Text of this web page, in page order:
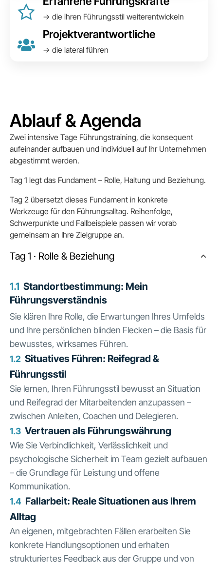
→ die ihren Führungsstil weiterentwickeln
Projektverantwortliche
→ die lateral führen
Ablauf & Agenda
Zwei intensive Tage Führungstraining, die konsequent
aufeinander aufbauen und individuell auf Ihr Unternehmen
abgestimmt werden.
Tag 1 legt das Fundament – Rolle, Haltung und Beziehung.
Tag 2 übersetzt dieses Fundament in konkrete
Werkzeuge für den Führungsalltag. Reihenfolge,
Schwerpunkte und Fallbeispiele passen wir vorab
gemeinsam an Ihre Zielgruppe an.
Tag 1 · Rolle & Beziehung
1.1 Standortbestimmung: Mein
Führungsverständnis
Sie klären Ihre Rolle, die Erwartungen Ihres Umfelds
und Ihre persönlichen blinden Flecken – die Basis für
bewusstes, wirksames Führen.
1.2 Situatives Führen: Reifegrad &
Führungsstil
Sie lernen, Ihren Führungsstil bewusst an Situation
und Reifegrad der Mitarbeitenden anzupassen –
zwischen Anleiten, Coachen und Delegieren.
1.3 Vertrauen als Führungswährung
Wie Sie Verbindlichkeit, Verlässlichkeit und
psychologische Sicherheit im Team gezielt aufbauen
– die Grundlage für Leistung und offene
Kommunikation.
1.4 Fallarbeit: Reale Situationen aus Ihrem
Alltag
An eigenen, mitgebrachten Fällen erarbeiten Sie
konkrete Handlungsoptionen und erhalten
strukturiertes Feedback aus der Gruppe und von